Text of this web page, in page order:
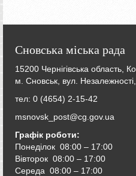
Сновська міська рада
15200 Чернігівська область,
м. Сновськ, вул.
тел: 0 (4654) 2-15-42
msnovsk_post@cg.gov.ua
Графік роботи:
Понеділок 08:00 – 17:00
Вівторок 08:00 – 17:00
Середа 08:00 – 17:00